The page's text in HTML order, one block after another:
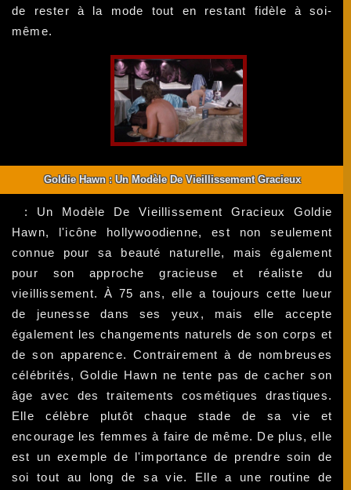
de rester à la mode tout en restant fidèle à soi-
même.
Goldie Hawn : Un Modèle De Vieillissement Gracieux
: Un Modèle De Vieillissement Gracieux Goldie
Hawn, l'icône hollywoodienne, est non seulement
connue pour sa beauté naturelle, mais également
pour son approche gracieuse et réaliste du
vieillissement. À 75 ans, elle a toujours cette lueur
de jeunesse dans ses yeux, mais elle accepte
également les changements naturels de son corps et
de son apparence. Contrairement à de nombreuses
célébrités, Goldie Hawn ne tente pas de cacher son
âge avec des traitements cosmétiques drastiques.
Elle célèbre plutôt chaque stade de sa vie et
encourage les femmes à faire de même. De plus, elle
est un exemple de l'importance de prendre soin de
soi tout au long de sa vie. Elle a une routine de